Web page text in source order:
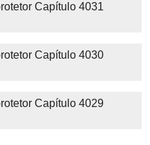
Capítulo 4031
Capítulo 4030
Capítulo 4029